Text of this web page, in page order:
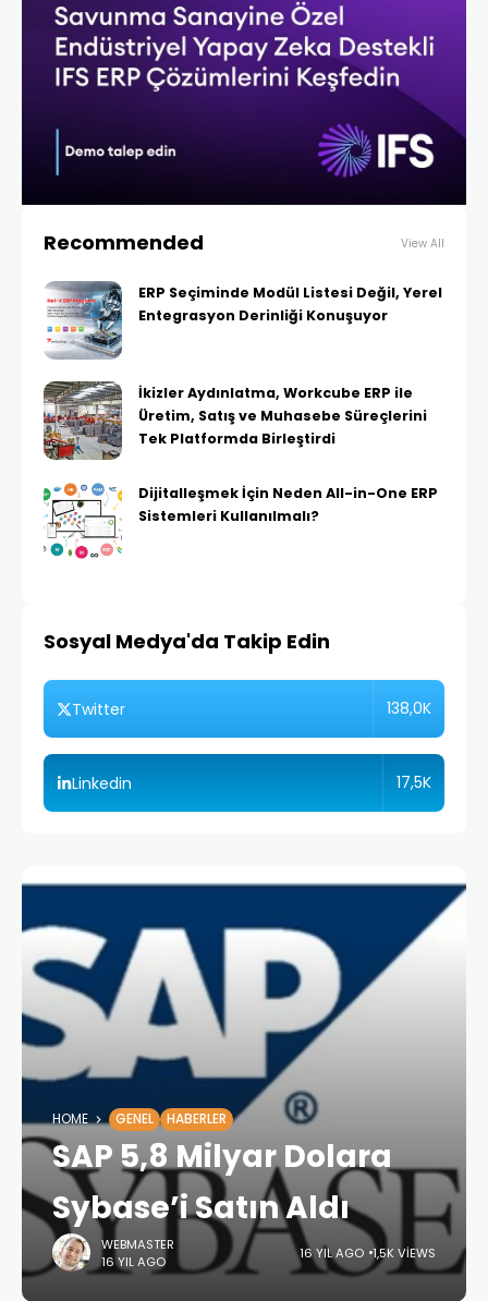
Recommended View All
ERP Seçiminde Modül Listesi Değil, Yerel
Entegrasyon Derinliği Konuşuyor
İkizler Aydınlatma, Workcube ERP ile
Üretim, Satış ve Muhasebe Süreçlerini
Tek Platformda Birleştirdi
Dijitalleşmek İçin Neden All-in-One ERP
Sistemleri Kullanılmalı?
Sosyal Medya'da Takip Edin
Twitter 138,0K
Linkedin 17,5K
HOME GENEL HABERLER
SAP 5,8 Milyar Dolara
Sybase’i Satın Aldı
WEBMASTER
16 YIL AGO
16 YIL AGO 1,5K VIEWS